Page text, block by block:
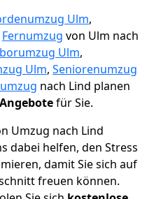
Ulm,
Fernumzug von Ulm nach
Ulm,
Ulm, Seniorenumzug
nach Lind planen
für Sie.
Umzug nach Lind
dabei helfen, den Stress
damit Sie sich auf
freuen können.